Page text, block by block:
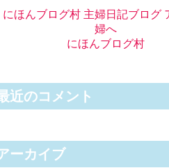
にほんブログ村
近のコメント
ーカイブ